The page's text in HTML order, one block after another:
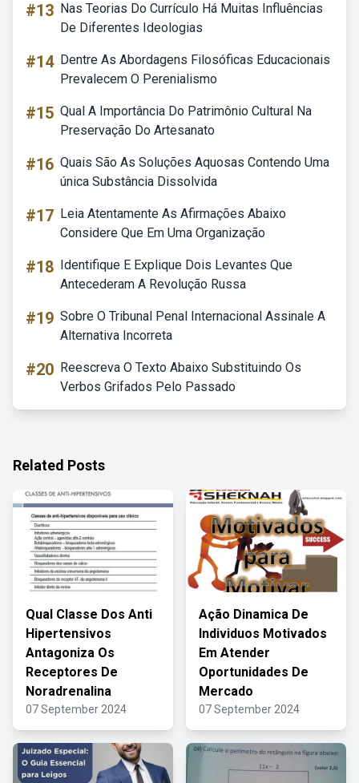
#13 Nas Teorias Do Currículo Há Muitas Influências
De Diferentes Ideologias
#14 Dentre As Abordagens Filosóficas Educacionais
Prevalecem O Perenialismo
#15 Qual A Importância Do Patrimônio Cultural Na
Preservação Do Artesanato
#16 Quais São As Soluções Aquosas Contendo Uma
única Substância Dissolvida
#17 Leia Atentamente As Afirmações Abaixo
Considere Que Em Uma Organização
#18 Identifique E Explique Dois Levantes Que
Antecederam A Revolução Russa
#19 Sobre O Tribunal Penal Internacional Assinale A
Alternativa Incorreta
#20 Reescreva O Texto Abaixo Substituindo Os
Verbos Grifados Pelo Passado
Related Posts
Qual Classe Dos Anti
Hipertensivos
Antagoniza Os
Receptores De
Noradrenalina
07 September 2024
Ação Dinamica De
Individuos Motivados
Em Atender
Oportunidades De
Mercado
07 September 2024